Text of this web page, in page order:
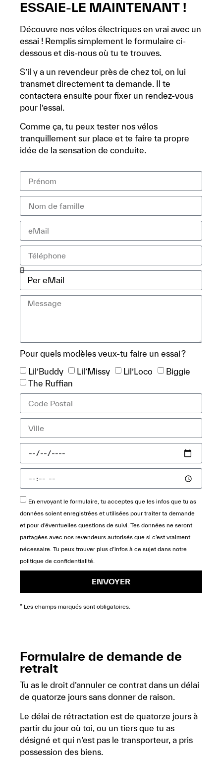
ESSAIE-LE MAINTENANT !
Découvre nos vélos électriques en vrai avec un
essai ! Remplis simplement le formulaire ci-
dessous et dis-nous où tu te trouves.
S’il y a un revendeur près de chez toi, on lui
transmet directement ta demande. Il te
contactera ensuite pour fixer un rendez-vous
pour l’essai.
Comme ça, tu peux tester nos vélos
tranquillement sur place et te faire ta propre
idée de la sensation de conduite.
Pour quels modèles veux-tu faire un essai ?
Lil’Buddy
Lil’Missy Lil’Loco
Biggie
The Ruffian
En envoyant le formulaire, tu acceptes que les infos que tu as
données soient enregistrées et utilisées pour traiter ta demande
et pour d’éventuelles questions de suivi. Tes données ne seront
partagées avec nos revendeurs autorisés que si c’est vraiment
nécessaire. Tu peux trouver plus d’infos à ce sujet dans notre
politique de confidentialité
ENVOYER
* Les champs marqués sont obligatoires.
Formulaire de demande de
retrait
Tu as le droit d’annuler ce contrat dans un délai
de quatorze jours sans donner de raison.
Le délai de rétractation est de quatorze jours à
partir du jour où toi, ou un tiers que tu as
désigné et qui n’est pas le transporteur, a pris
possession des biens.